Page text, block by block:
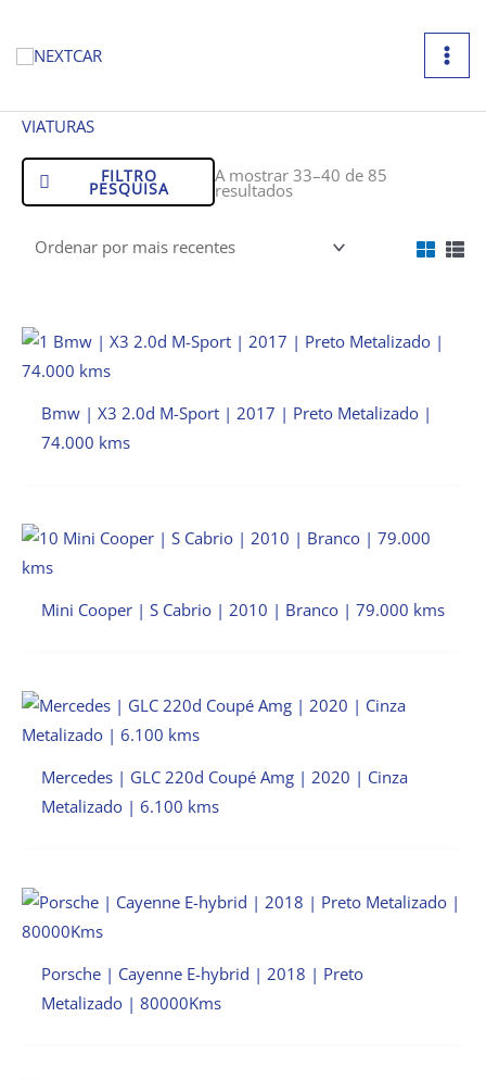
content
VIATURAS
FILTRO
PESQUISA
A mostrar 33–40 de 85
resultados
Ordenado
recentes
Bmw | X3 2.0d M-Sport | 2017 | Preto Metalizado |
74.000 kms
Mini Cooper | S Cabrio | 2010 | Branco | 79.000 kms
Mercedes | GLC 220d Coupé Amg | 2020 | Cinza
Metalizado | 6.100 kms
Porsche | Cayenne E-hybrid | 2018 | Preto
Metalizado | 80000Kms